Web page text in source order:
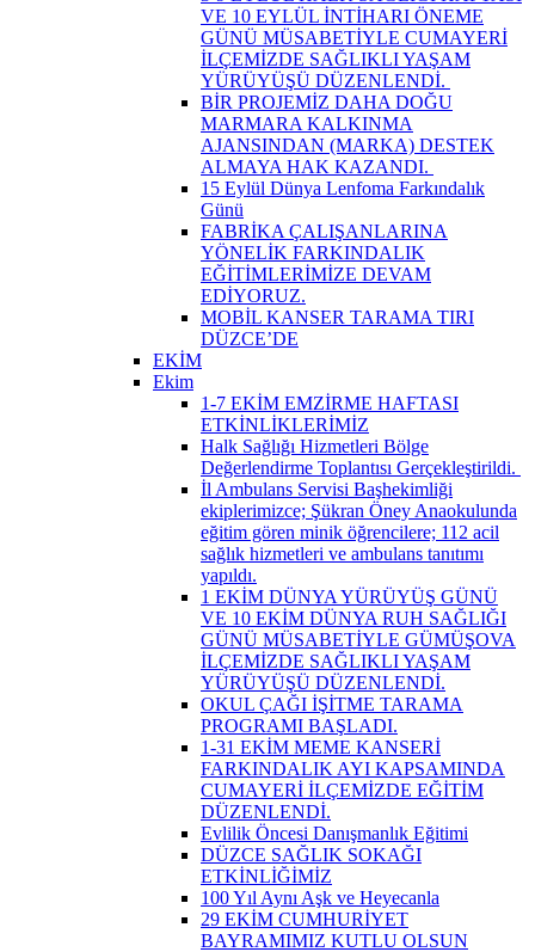
VE 10 EYLÜL İNTİHARI ÖNEME
GÜNÜ MÜSABETİYLE CUMAYERİ
İLÇEMİZDE SAĞLIKLI YAŞAM
YÜRÜYÜŞÜ DÜZENLENDİ. ​
BİR PROJEMİZ DAHA DOĞU
MARMARA KALKINMA
AJANSINDAN (MARKA) DESTEK
ALMAYA HAK KAZANDI. ​
15 Eylül Dünya Lenfoma Farkındalık
Günü
FABRİKA ÇALIŞANLARINA
YÖNELİK FARKINDALIK
EĞİTİMLERİMİZE DEVAM
EDİYORUZ.
MOBİL KANSER TARAMA TIRI
DÜZCE’DE
EKİM
Ekim
1-7 EKİM EMZİRME HAFTASI
ETKİNLİKLERİMİZ
Halk Sağlığı Hizmetleri Bölge
Değerlendirme Toplantısı Gerçekleştirildi. ​
İl Ambulans Servisi Başhekimliği
ekiplerimizce; Şükran Öney Anaokulunda
eğitim gören minik öğrencilere; 112 acil
sağlık hizmetleri ve ambulans tanıtımı
yapıldı.
1 EKİM DÜNYA YÜRÜYÜŞ GÜNÜ
VE 10 EKİM DÜNYA RUH SAĞLIĞI
GÜNÜ MÜSABETİYLE GÜMÜŞOVA
İLÇEMİZDE SAĞLIKLI YAŞAM
YÜRÜYÜŞÜ DÜZENLENDİ.
OKUL ÇAĞI İŞİTME TARAMA
PROGRAMI BAŞLADI.
1-31 EKİM MEME KANSERİ
FARKINDALIK AYI KAPSAMINDA
CUMAYERİ İLÇEMİZDE EĞİTİM
DÜZENLENDİ.
Evlilik Öncesi Danışmanlık Eğitimi
DÜZCE SAĞLIK SOKAĞI
ETKİNLİĞİMİZ
100 Yıl Aynı Aşk ve Heyecanla
29 EKİM CUMHURİYET
BAYRAMIMIZ KUTLU OLSUN